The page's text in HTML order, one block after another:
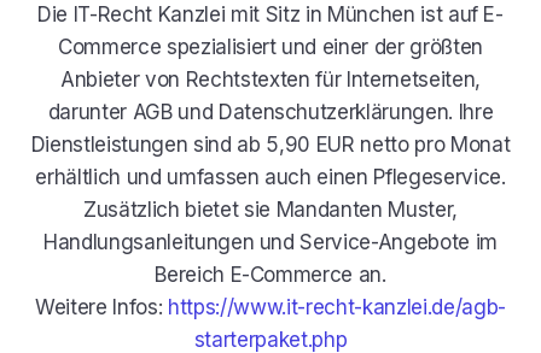
Die IT-Recht Kanzlei mit Sitz in München ist auf E-
Commerce spezialisiert und einer der größten
Anbieter von Rechtstexten für Internetseiten,
darunter AGB und Datenschutzerklärungen. Ihre
Dienstleistungen sind ab 5,90 EUR netto pro Monat
erhältlich und umfassen auch einen Pflegeservice.
Zusätzlich bietet sie Mandanten Muster,
Handlungsanleitungen und Service-Angebote im
Bereich E-Commerce an.
Weitere Infos: https://www.it-recht-kanzlei.de/agb-
starterpaket.php